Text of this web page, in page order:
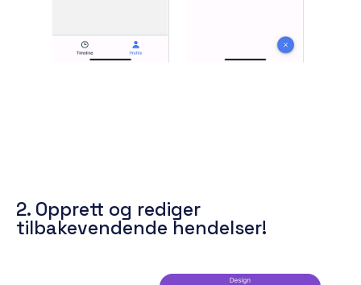
2. Opprett og rediger
tilbakevendende hendelser!